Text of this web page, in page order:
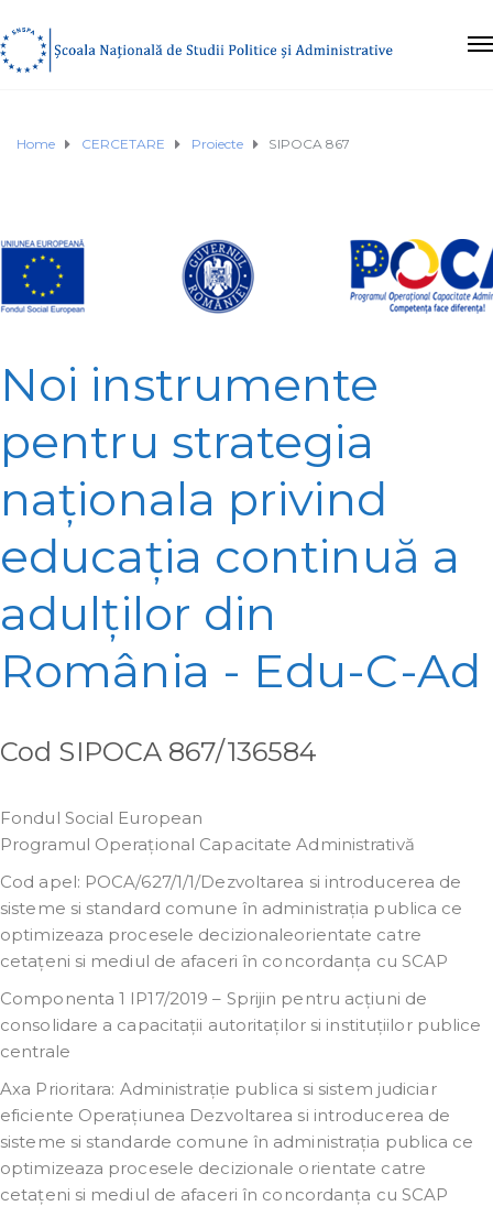
Home CERCETARE Proiecte SIPOCA 867
Noi instrumente
pentru strategia
naționala privind
educația continuă a
adulților din
România - Edu-C-Ad
Cod SIPOCA 867/136584
Fondul Social European
Programul Operațional Capacitate Administrativă
Cod apel: POCA/627/1/1/Dezvoltarea si introducerea de
sisteme si standard comune în administrația publica ce
optimizeaza procesele decizionaleorientate catre
cetațeni si mediul de afaceri în concordanța cu SCAP
Componenta 1 IP17/2019 – Sprijin pentru acțiuni de
consolidare a capacitații autoritaților si instituțiilor publice
centrale
Axa Prioritara: Administrație publica si sistem judiciar
eficiente Operațiunea Dezvoltarea si introducerea de
sisteme si standarde comune în administrația publica ce
optimizeaza procesele decizionale orientate catre
cetațeni si mediul de afaceri în concordanța cu SCAP